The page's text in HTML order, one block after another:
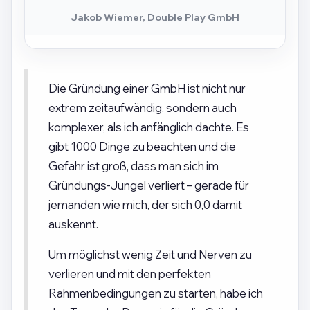
Jakob Wiemer, Double Play GmbH
Die Gründung einer GmbH ist nicht nur
extrem zeitaufwändig, sondern auch
komplexer, als ich anfänglich dachte. Es
gibt 1000 Dinge zu beachten und die
Gefahr ist groß, dass man sich im
Gründungs-Jungel verliert – gerade für
jemanden wie mich, der sich 0,0 damit
auskennt.
Um möglichst wenig Zeit und Nerven zu
verlieren und mit den perfekten
Rahmenbedingungen zu starten, habe ich